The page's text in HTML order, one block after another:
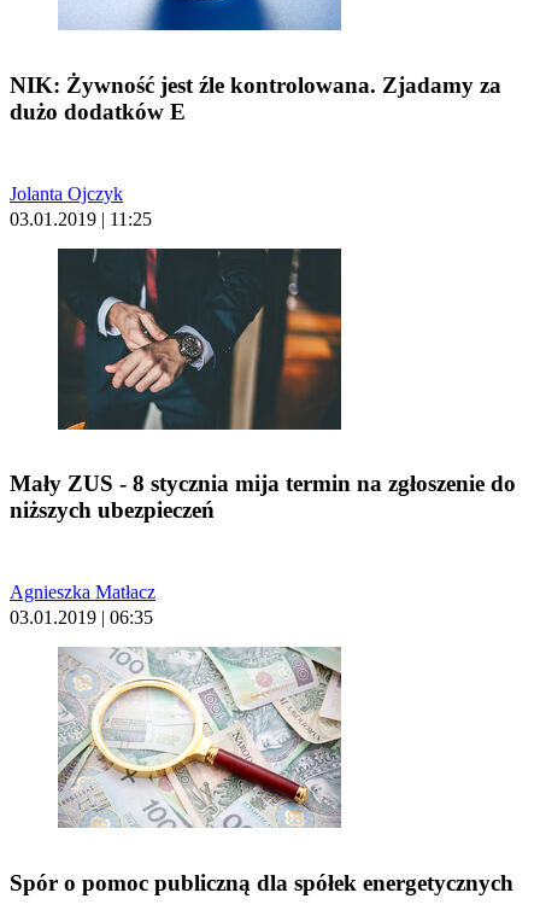
NIK: Żywność jest źle kontrolowana. Zjadamy za
dużo dodatków E
Jolanta Ojczyk
03.01.2019 | 11:25
Mały ZUS - 8 stycznia mija termin na zgłoszenie do
niższych ubezpieczeń
Agnieszka Matłacz
03.01.2019 | 06:35
Spór o pomoc publiczną dla spółek energetycznych